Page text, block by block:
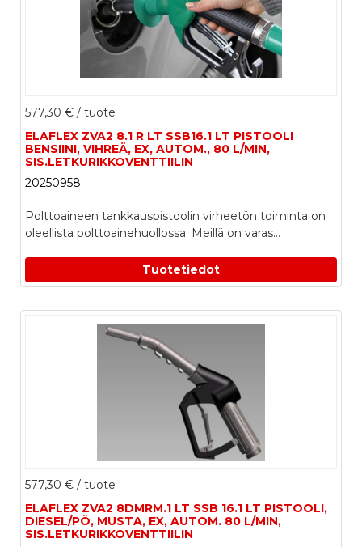
577,30 € / tuote
ELAFLEX ZVA2 8.1 R LT SSB16.1 LT PISTOOLI
BENSIINI, VIHREÄ, EX, AUTOM., 80 L/MIN,
SIS.LETKURIKKOVENTTIILIN
20250958
Polttoaineen tankkauspistoolin virheetön toiminta on
oleellista polttoainehuollossa. Meillä on varas...
Tuotetiedot
577,30 € / tuote
ELAFLEX ZVA2 8DMRM.1 LT SSB 16.1 LT PISTOOLI,
DIESEL/PÖ, MUSTA, EX, AUTOM. 80 L/MIN,
SIS.LETKURIKKOVENTTIILIN